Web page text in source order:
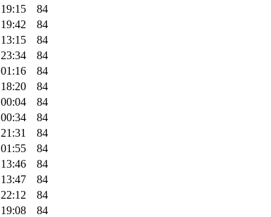
84
84
84
84
84
84
84
84
84
84
84
84
84
84